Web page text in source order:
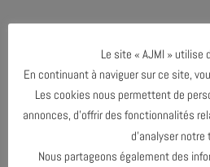
PARTAGER & COMMENTER
Le site « AJMI » utilise
En continuant à naviguer sur ce site,
Les cookies nous permettent de
annonces, d’offrir des fonctionnalités
d’analyser notre
Nous partageons également des